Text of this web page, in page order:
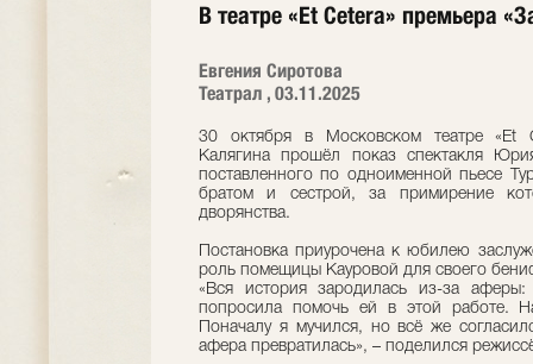
В театре «Et Cetera» премьера
Евгения Сиротова
Театрал , 03.11.2025
30 октября в Московском театре «Et
Калягина прошёл показ спектакля
поставленного по одноименной пьесе
братом и сестрой, за примирение
дворянства.
Постановка приурочена к юбилею
роль помещицы Кауровой для своего
«Вся история зародилась из-за
попросила помочь ей в этой работе.
Поначалу я мучился, но всё же
афера превратилась», – поделился